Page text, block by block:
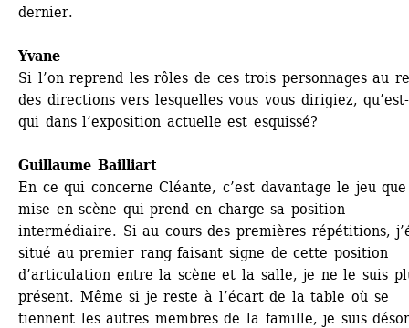
dernier.
Yvane
Si l’on reprend les rôles de ces trois personnages au
des directions vers lesquelles vous vous dirigiez,
qui dans l’exposition actuelle est esquissé?
Guillaume Bailliart
En ce qui concerne Cléante, c’est davantage le jeu
mise en scène qui prend en charge sa position
intermédiaire. Si au cours des premières répétitions,
situé au premier rang faisant signe de cette position
d’articulation entre la scène et la salle, je ne le suis
présent. Même si je reste à l’écart de la table où se
tiennent les autres membres de la famille, je suis